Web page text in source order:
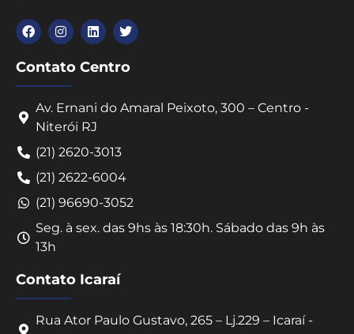
Contato Centro
Av. Ernani do Amaral Peixoto, 300 – Centro -
Niterói RJ
(21) 2620-3013
(21) 2622-6004
(21) 96690-3052
Seg. à sex. das 9hs às 18:30h. Sábado das 9h às
13h
Contato Icaraí
Rua Ator Paulo Gustavo, 265 – Lj.229 – Icaraí -